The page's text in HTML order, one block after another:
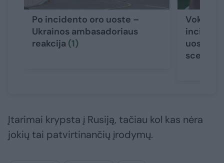
Po incidento oro uoste –
Ukrainos ambasadoriaus
reakcija (1)
uoste –
Įtarimai krypsta į Rusiją, tačiau kol kas nėra
jokių tai patvirtinančių įrodymų.